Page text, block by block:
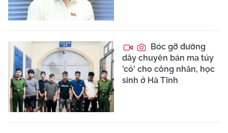
Bóc gỡ đường
dây chuyên bán ma túy
'cỏ' cho công nhân, học
sinh ở Hà Tĩnh